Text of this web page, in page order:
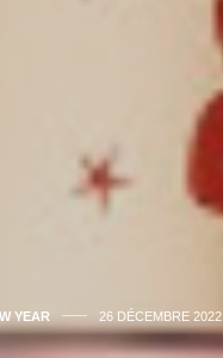
YEAR 26 DÉCEMBRE 2022